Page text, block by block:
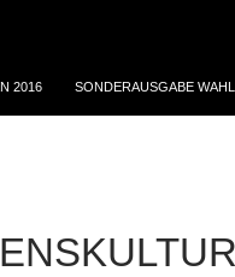
2016 SONDERAUSGABE